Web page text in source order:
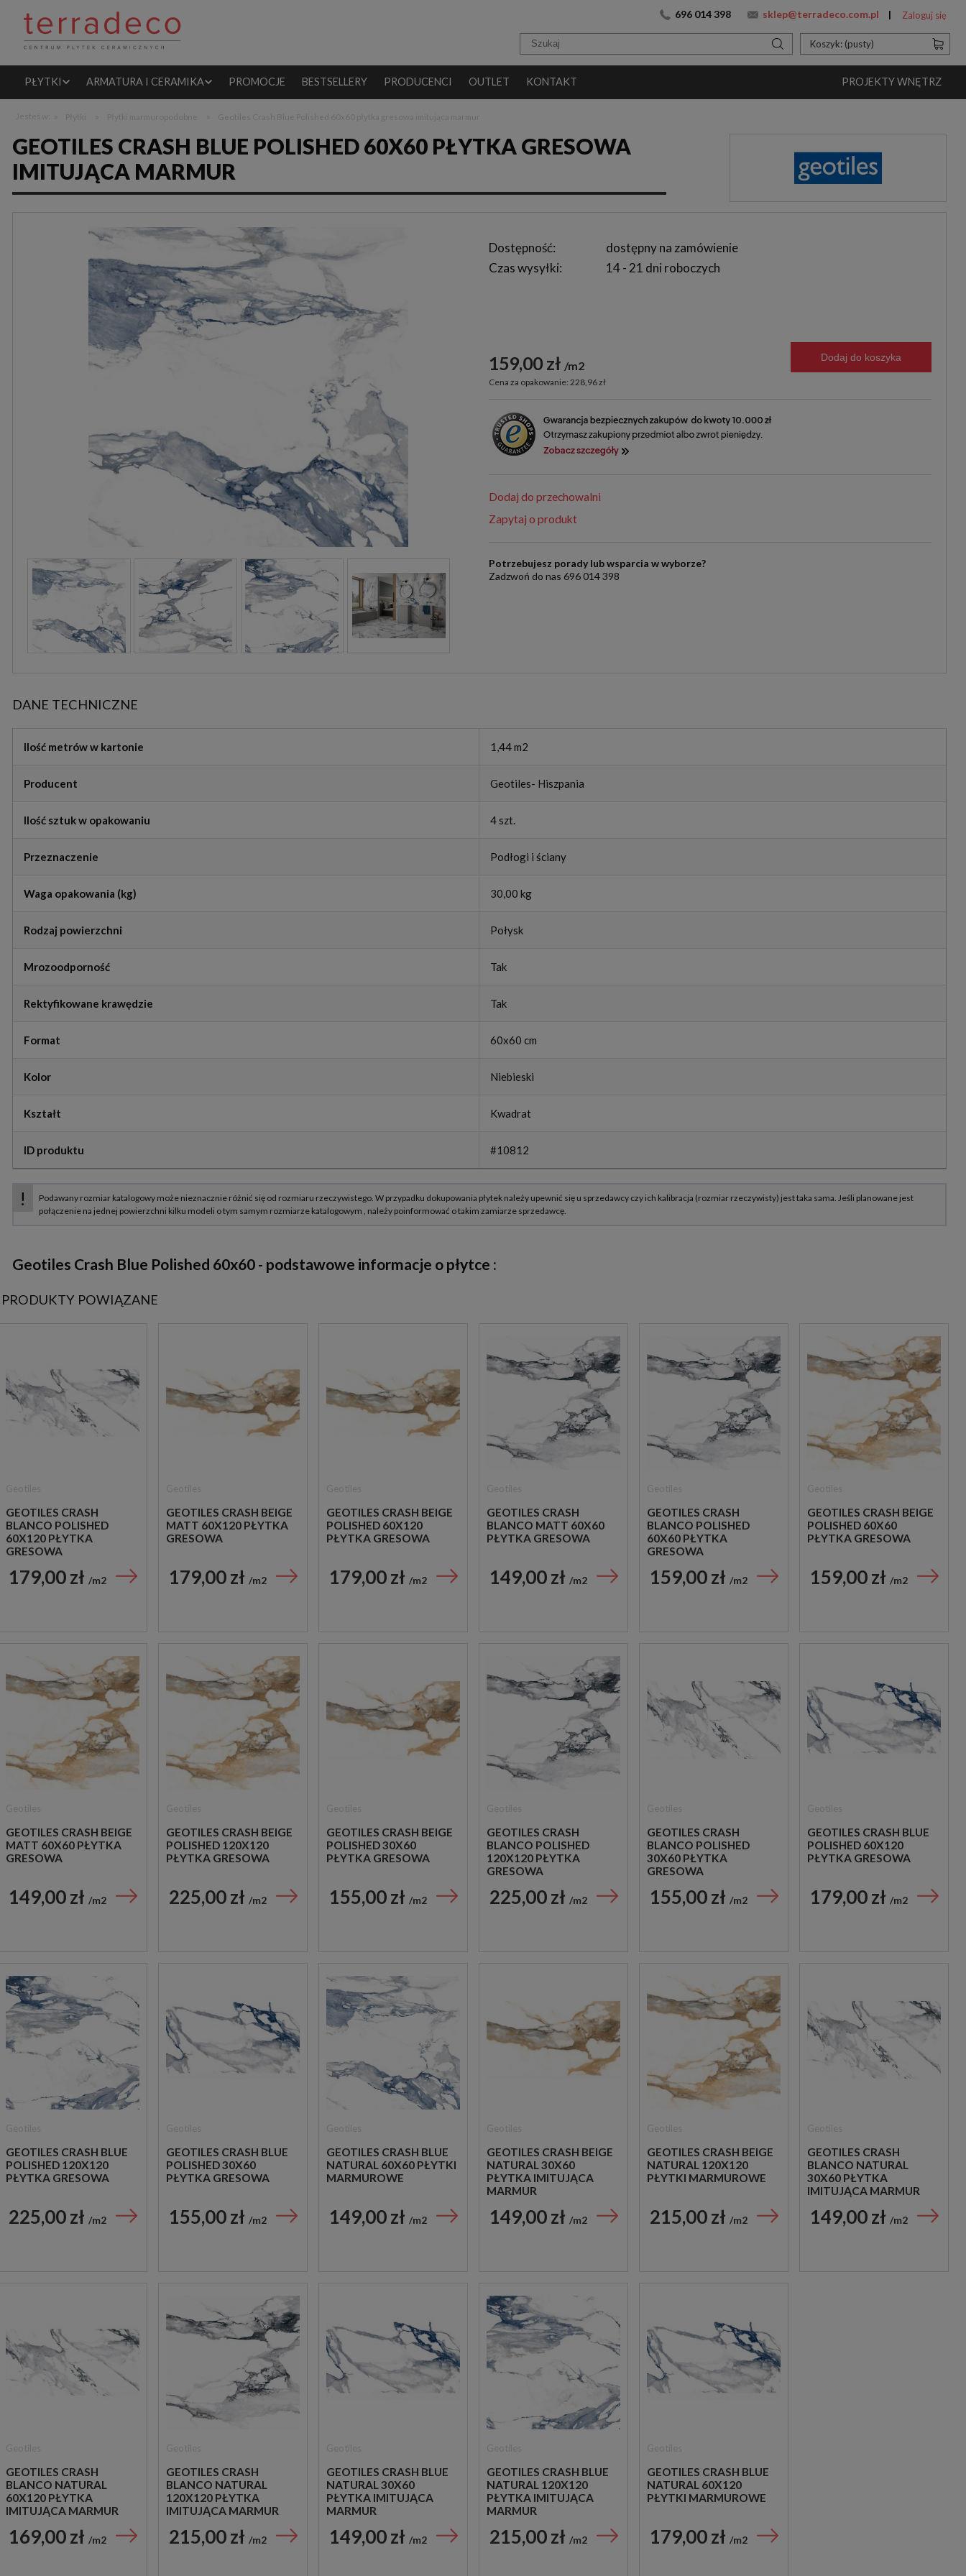
696 014 398 sklep@terradeco.com.pl Zaloguj się
Koszyk: (pusty)
PŁYTKI ARMATURA I CERAMIKA PROMOCJE BESTSELLERY PRODUCENCI OUTLET KONTAKT PROJEKTY WNĘTRZ
GEOTILES CRASH BLUE POLISHED 60X60 PŁYTKA GRESOWA
IMITUJĄCA MARMUR
Dostępność:
dostępny na zamówienie
Czas wysyłki:
14 - 21 dni roboczych
159,00 zł m2
Cena za opakowanie: 228,96 zł
Dodaj do koszyka
Dodaj do przechowalni
Zapytaj o produkt
Potrzebujesz porady lub wsparcia w wyborze?
Zadzwoń do nas 696 014 398
DANE TECHNICZNE
Ilość metrów w kartonie 1,44 m2
Producent Geotiles- Hiszpania
Ilość sztuk w opakowaniu 4 szt.
Przeznaczenie Podłogi i ściany
Waga opakowania (kg) 30,00 kg
Rodzaj powierzchni Połysk
Mrozoodporność Tak
Rektyfikowane krawędzie Tak
Format 60x60 cm
Kolor Niebieski
Kształt Kwadrat
ID produktu #10812
Geotiles Crash Blue Polished 60x60 - podstawowe informacje o płytce :
PRODUKTY POWIĄZANE
GEOTILES CRASH
BLANCO POLISHED
60X120 PŁYTKA
GRESOWA
179,00 zł m2
GEOTILES CRASH BEIGE
MATT 60X120 PŁYTKA
GRESOWA
179,00 zł m2
GEOTILES CRASH BEIGE
POLISHED 60X120
PŁYTKA GRESOWA
179,00 zł m2
GEOTILES CRASH
BLANCO MATT 60X60
PŁYTKA GRESOWA
149,00 zł m2
GEOTILES CRASH
BLANCO POLISHED
60X60 PŁYTKA
GRESOWA
159,00 zł m2
GEOTILES CRASH BEIGE
POLISHED 60X60
PŁYTKA GRESOWA
159,00 zł m2
GEOTILES CRASH BEIGE
MATT 60X60 PŁYTKA
GRESOWA
149,00 zł m2
GEOTILES CRASH BEIGE
POLISHED 120X120
PŁYTKA GRESOWA
225,00 zł m2
GEOTILES CRASH BEIGE
POLISHED 30X60
PŁYTKA GRESOWA
155,00 zł m2
GEOTILES CRASH
BLANCO POLISHED
120X120 PŁYTKA
GRESOWA
225,00 zł m2
GEOTILES CRASH
BLANCO POLISHED
30X60 PŁYTKA
GRESOWA
155,00 zł m2
GEOTILES CRASH BLUE
POLISHED 60X120
PŁYTKA GRESOWA
179,00 zł m2
GEOTILES CRASH BLUE
POLISHED 120X120
PŁYTKA GRESOWA
225,00 zł m2
GEOTILES CRASH BLUE
POLISHED 30X60
PŁYTKA GRESOWA
155,00 zł m2
GEOTILES CRASH BLUE
NATURAL 60X60 PŁYTKI
MARMUROWE
149,00 zł m2
GEOTILES CRASH BEIGE
NATURAL 30X60
PŁYTKA IMITUJĄCA
MARMUR
149,00 zł m2
GEOTILES CRASH BEIGE
NATURAL 120X120
PŁYTKI MARMUROWE
215,00 zł m2
GEOTILES CRASH
BLANCO NATURAL
30X60 PŁYTKA
IMITUJĄCA MARMUR
149,00 zł m2
GEOTILES CRASH
BLANCO NATURAL
60X120 PŁYTKA
IMITUJĄCA MARMUR
169,00 zł m2
GEOTILES CRASH
BLANCO NATURAL
120X120 PŁYTKA
IMITUJĄCA MARMUR
215,00 zł m2
GEOTILES CRASH BLUE
NATURAL 30X60
PŁYTKA IMITUJĄCA
MARMUR
149,00 zł m2
GEOTILES CRASH BLUE
NATURAL 120X120
PŁYTKA IMITUJĄCA
MARMUR
215,00 zł m2
GEOTILES CRASH BLUE
NATURAL 60X120
PŁYTKI MARMUROWE
179,00 zł m2